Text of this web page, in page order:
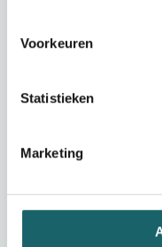
Voorkeuren
Statistieken
Marketing
Stretch